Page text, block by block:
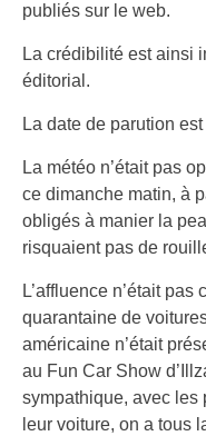
publiés sur le web.
La crédibilité est ainsi
éditorial.
La date de parution
La météo n’était pas
ce dimanche matin, à
obligés à manier la
risquaient pas de
L’affluence n’était
quarantaine de
américaine n’était
au Fun Car Show
sympathique, avec les
leur voiture, on a tous